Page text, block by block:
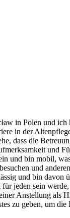
in Polen und ich
in der
dass die
und
und bin mobil,
und
und bin davon
jeden sein
Anstellung als
zu geben, um die